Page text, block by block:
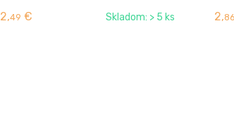
2,49 € Skladom: > 5 ks 2,86